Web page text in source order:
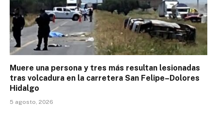
Muere una persona y tres más resultan lesionadas
tras volcadura en la carretera San Felipe–Dolores
Hidalgo
5 agosto, 2026